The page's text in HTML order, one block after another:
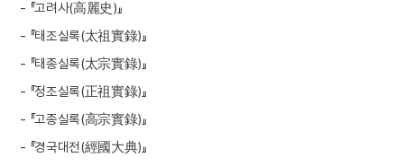
- 『고려사(高麗史)』
- 『태조실록(太祖實錄)』
- 『태종실록(太宗實錄)』
- 『정조실록(正祖實錄)』
- 『고종실록(高宗實錄)』
- 『경국대전(經國大典)』